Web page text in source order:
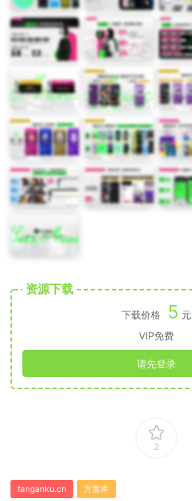
资源下载
下载价格 5 元
VIP免费
请先登录
2
fanganku.cn 方案库